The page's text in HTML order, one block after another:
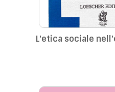
L'etica sociale